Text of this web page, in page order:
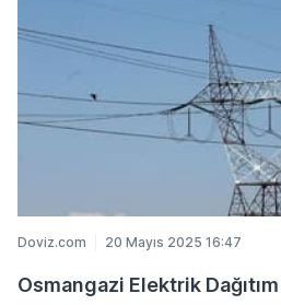
Doviz.com 20 Mayıs 2025 16:47
Osmangazi Elektrik